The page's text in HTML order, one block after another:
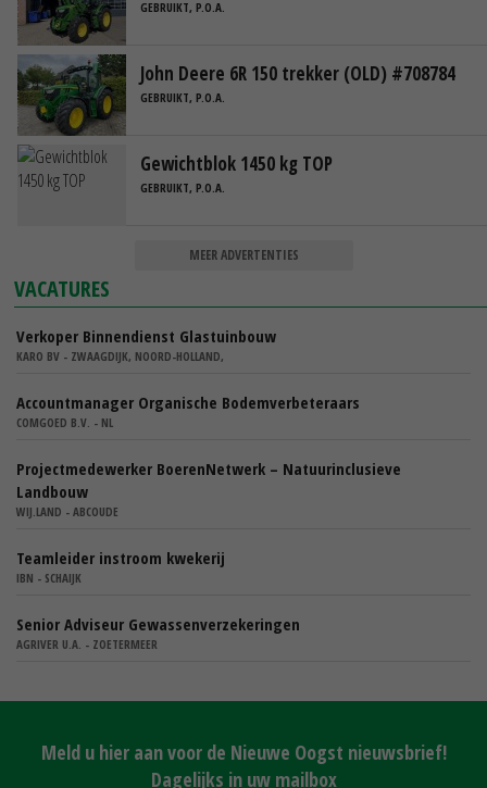
GEBRUIKT, P.O.A.
John Deere 6R 150 trekker (OLD) #708784
GEBRUIKT, P.O.A.
Gewichtblok 1450 kg TOP
GEBRUIKT, P.O.A.
MEER ADVERTENTIES
VACATURES
Verkoper Binnendienst Glastuinbouw
KARO BV - ZWAAGDIJK, NOORD-HOLLAND,
Accountmanager Organische Bodemverbeteraars
COMGOED B.V. - NL
Projectmedewerker BoerenNetwerk – Natuurinclusieve
Landbouw
WIJ.LAND - ABCOUDE
Teamleider instroom kwekerij
IBN - SCHAIJK
Senior Adviseur Gewassenverzekeringen
AGRIVER U.A. - ZOETERMEER
Meld u hier aan voor de Nieuwe Oogst nieuwsbrief!
Dagelijks in uw mailbox